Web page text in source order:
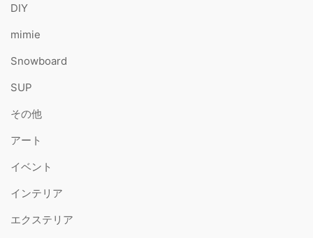
DIY
mimie
Snowboard
SUP
その他
アート
イベント
インテリア
エクステリア